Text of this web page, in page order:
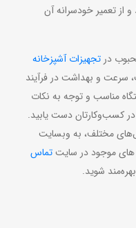
از تعمیر خودسرانه آن
در تجهیزات آشپزخانه
سرعت و بهداشت در فرآیند
مناسب و توجه به نکات
کسب‌وکارتان دست یابید.
مختلف، به وبسایت
های موجود در سایتتماس
شوید.